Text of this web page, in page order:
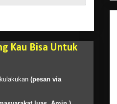
Kau Bisa Untuk
(pesanvia